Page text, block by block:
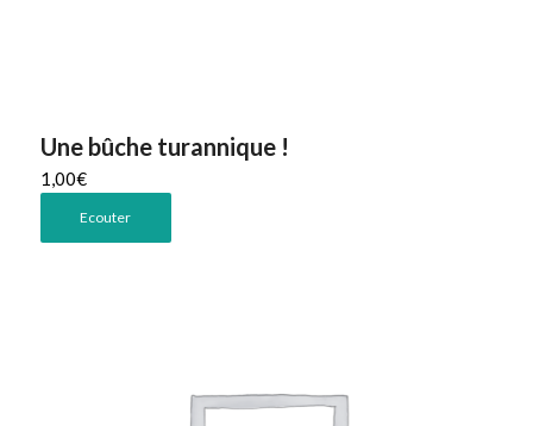
Une bûche turannique !
1,00€
Ecouter